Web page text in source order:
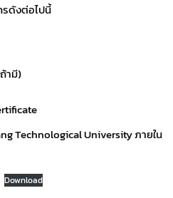
ดังต่อไปนี้
ามี)
Technological University ภายใน
Download